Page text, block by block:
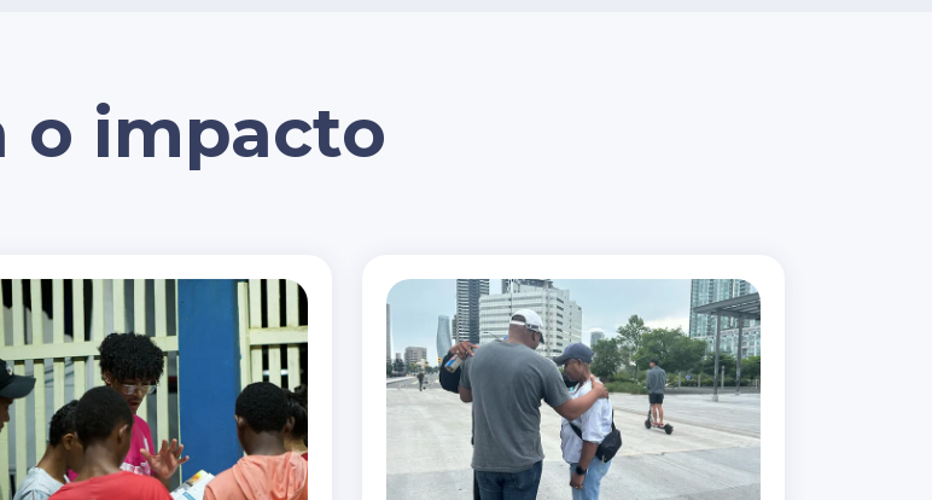
o impacto